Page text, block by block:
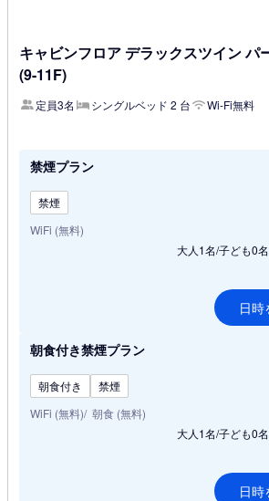
キャビンフロア デラックスツイン パ
(9-11F)
定員3名 シングルベッド 2 台
Wi-Fi無料
禁煙プラン
禁煙
WiFi (無料)
大人1名/子ども0
日
朝食付き禁煙プラン
朝食付き
禁煙
WiFi (無料) 朝食 (無料)
大人1名/子ども0
日